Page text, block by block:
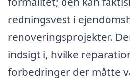
redningsvest i
renoveringsprojekter.
indsigt i, hvilke
forbedringer der måtte